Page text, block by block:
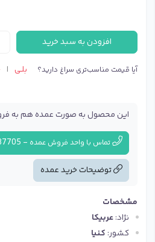
افزودن به سبد خرید
آیا قیمت مناسب‌تری سراغ دارید؟ بلـی |
این محصول به صورت عمده هم به
تماس با واحد فروش عمده -
توضیحات خرید عمده
مشخصات
نژاد:عربیکا
کشور: کنیا